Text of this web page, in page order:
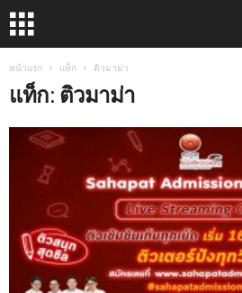
หน้าแรก แท็ก ติวมาม่า
แท็ก: ติวมาม่า